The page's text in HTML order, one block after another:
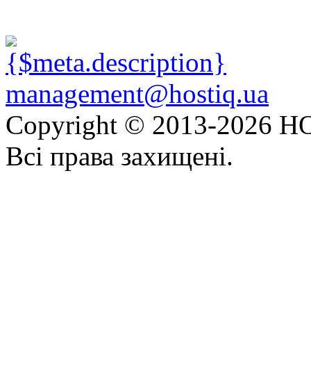
management@hostiq.ua
Copyright © 2013-2026
Всі права захищені.